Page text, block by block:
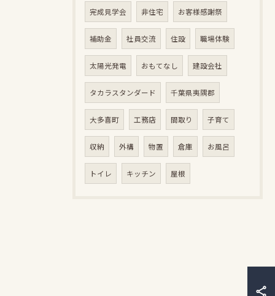
完成見学会 非住宅 お客様感謝祭
補助金 社員交流 住設 職場体験
太陽光発電 おもてなし 建設会社
タカラスタンダード 千葉県夷隅郡
大多喜町 工務店 間取り 子育て
収納 外構 物置 倉庫 お風呂
トイレ キッチン 屋根